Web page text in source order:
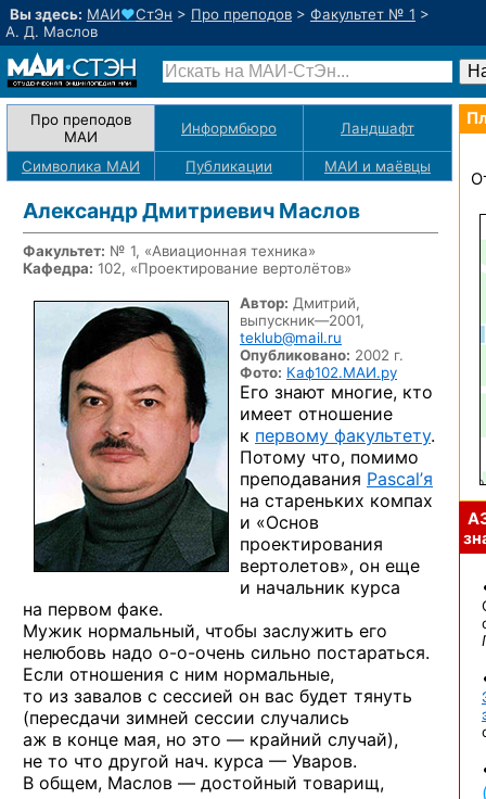
Вы здесь: МАИ♥СтЭн > Про преподов > Факультет № 1 >
А. Д. Маслов
Про преподов
МАИ
Информбюро Ландшафт
Символика МАИ Публикации МАИ и маёвцы
Александр Дмитриевич Маслов
Факультет: № 1, «Авиационная техника»
Кафедра: 102, «Проектирование вертолётов»
Автор: Дмитрий,
выпускник—2001,
teklub@mail.ru
Опубликовано: 2002 г.
Фото: Каф102.МАИ.ру
Его знают многие, кто
имеет отношение
к первому факультету.
Потому что, помимо
преподавания Pascal’я
на стареньких компах
и «Основ
проектирования
вертолетов», он еще
и начальник курса
на первом факе.
Мужик нормальный, чтобы заслужить его
нелюбовь надо о-о-очень сильно постараться.
Если отношения с ним нормальные,
то из завалов с сессией он вас будет тянуть
(пересдачи зимней сессии случались
аж в конце мая, но это — крайний случай),
не то что другой нач. курса — Уваров.
В общем, Маслов — достойный товарищ,